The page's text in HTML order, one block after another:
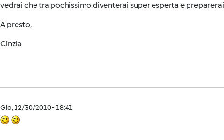
vedrai che tra pochissimo diventerai super esperta e
A presto,
Cinzia
Gio, 12/30/2010 - 18:41